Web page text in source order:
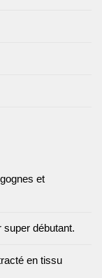
et
débutant.
en tissu